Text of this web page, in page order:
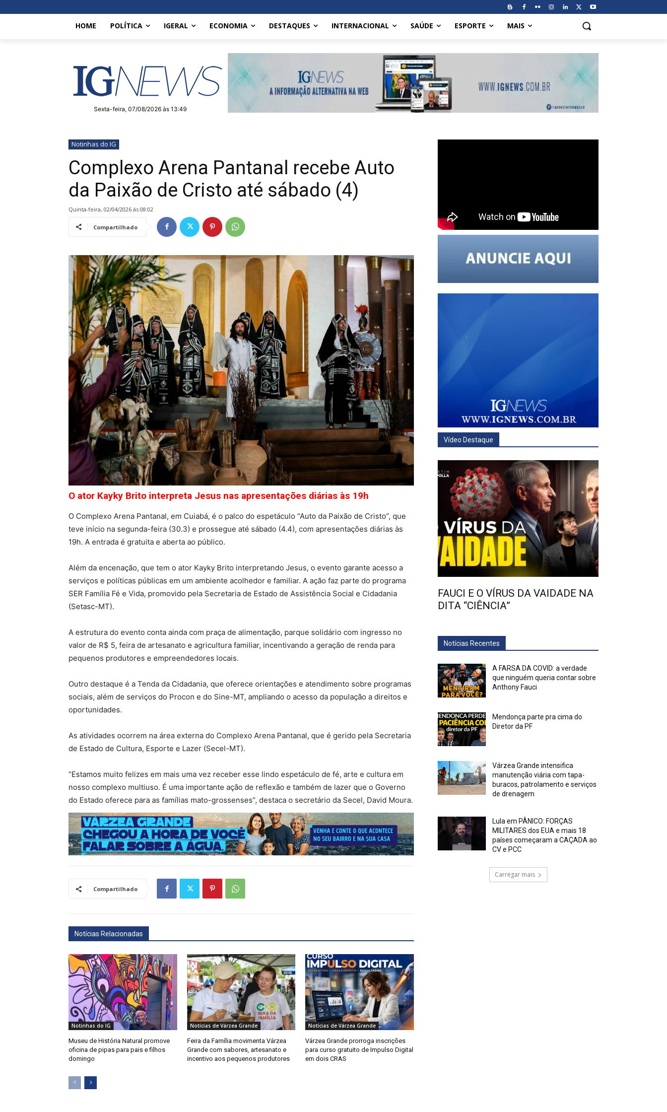
HOME POLÍTICA IGERAL ECONOMIA DESTAQUES INTERNACIONAL SAÚDE ESPORTE MAIS
Sexta-feira, 07/08/2026 às 13:49
Notinhas do IG
Complexo Arena Pantanal recebe Auto
da Paixão de Cristo até sábado (4)
quinta-feira, 02/04/2026 ás 08:02
Compartilhado
O ator Kayky Brito interpreta Jesus nas apresentações diárias às 19h
O Complexo Arena Pantanal, em Cuiabá, é o palco do espetáculo “Auto da Paixão de Cristo”, que
teve início na segunda-feira (30.3) e prossegue até sábado (4.4), com apresentações diárias às
19h. A entrada é gratuita e aberta ao público.
Além da encenação, que tem o ator Kayky Brito interpretando Jesus, o evento garante acesso a
serviços e políticas públicas em um ambiente acolhedor e familiar. A ação faz parte do programa
SER Família Fé e Vida, promovido pela Secretaria de Estado de Assistência Social e Cidadania
(Setasc-MT).
A estrutura do evento conta ainda com praça de alimentação, parque solidário com ingresso no
valor de R$ 5, feira de artesanato e agricultura familiar, incentivando a geração de renda para
pequenos produtores e empreendedores locais.
Outro destaque é a Tenda da Cidadania, que oferece orientações e atendimento sobre programas
sociais, além de serviços do Procon e do Sine-MT, ampliando o acesso da população a direitos e
oportunidades.
As atividades ocorrem na área externa do Complexo Arena Pantanal, que é gerido pela Secretaria
de Estado de Cultura, Esporte e Lazer (Secel-MT).
“Estamos muito felizes em mais uma vez receber esse lindo espetáculo de fé, arte e cultura em
nosso complexo multiuso. É uma importante ação de reflexão e também de lazer que o Governo
do Estado oferece para as famílias mato-grossenses”, destaca o secretário da Secel, David Moura.
Compartilhado
Notícias Relacionadas
Notinhas do IG
Museu de História Natural promove
oficina de pipas para pais e filhos
domingo
Notícias de Várzea Grande
Feira da Família movimenta Várzea
Grande com sabores, artesanato e
incentivo aos pequenos produtores
Notícias de Várzea Grande
Várzea Grande prorroga inscrições
para curso gratuito de Impulso Digital
em dois CRAS
Vídeo Destaque
FAUCI E O VÍRUS DA VAIDADE NA
DITA “CIÊNCIA”
Notícias Recentes
A FARSA DA COVID: a verdade
que ninguém queria contar sobre
Anthony Fauci
Mendonça parte pra cima do
Diretor da PF
Várzea Grande intensifica
manutenção viária com tapa-
buracos, patrolamento e serviços
de drenagem
Lula em PÂNICO: FORÇAS
MILITARES dos EUA e mais 18
países começaram a CAÇADA ao
CV e PCC
Carregar mais